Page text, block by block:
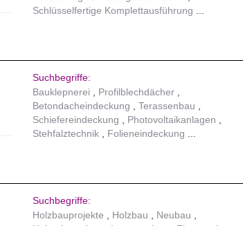
Schlüsselfertige Komplettausführung
Suchbegriffe:
Bauklepnerei
Profilblechdächer
Betondacheindeckung
Terassenbau
Schiefereindeckung
Photovoltaikanlagen
Stehfalztechnik
Folieneindeckung
Suchbegriffe:
Holzbauprojekte
Holzbau
Neubau